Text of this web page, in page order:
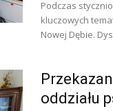
Podczas
kluczowych
Nowej Dębie.
oddziału